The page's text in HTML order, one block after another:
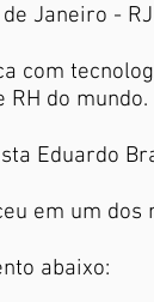
Janeiro -
com
RH do mundo.
Eduardo
em um
abaixo: